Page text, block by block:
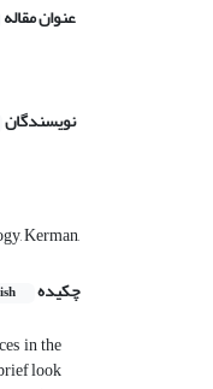
عنوان مقاله
نویسندگان
Kerman,
چکیده
in the
look